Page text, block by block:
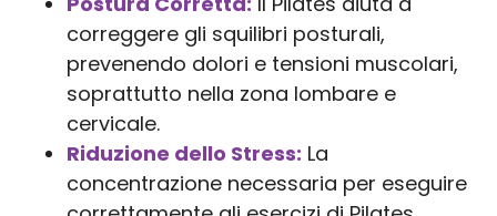
correggere gli squilibri posturali,
prevenendo dolori e tensioni muscolari,
soprattutto nella zona lombare e
cervicale.
Riduzione dello Stress: La
concentrazione necessaria per eseguire